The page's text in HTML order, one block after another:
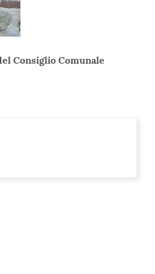
Consiglio Comunale